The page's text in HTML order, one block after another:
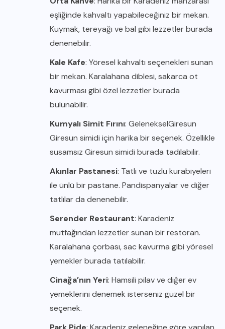
eşliğinde kahvaltı yapabileceğiniz bir mekan.
Kuymak, tereyağı ve bal gibi lezzetler burada
denenebilir.
Kale Kafe: Yöresel kahvaltı seçenekleri sunan
bir mekan. Karalahana diblesi, sakarca ot
kavurması gibi özel lezzetler burada
bulunabilir.
Kumyalı Simit Fırını: GelenekselGiresun
Giresun simidi için harika bir seçenek. Özellikle
susamsız Giresun simidi burada tadılabilir.
Akınlar Pastanesi: Tatlı ve tuzlu kurabiyeleri
ile ünlü bir pastane. Pandispanyalar ve diğer
tatlılar da denenebilir.
Serender Restaurant: Karadeniz
mutfağından lezzetler sunan bir restoran.
Karalahana çorbası, sac kavurma gibi yöresel
yemekler burada tatılabilir.
Cinağa’nın Yeri: Hamsili pilav ve diğer ev
yemeklerini denemek isterseniz güzel bir
seçenek.